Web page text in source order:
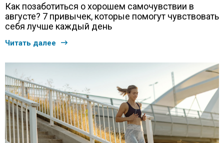
Как позаботиться о хорошем самочувствии в
августе? 7 привычек, которые помогут чувствовать
себя лучше каждый день
Читать далее